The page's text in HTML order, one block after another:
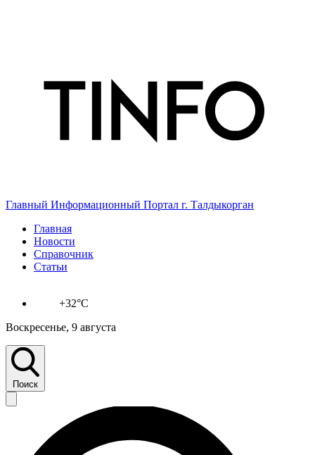
Главный Информационный Портал г. Талдыкорган
Главная
Новости
Справочник
Статьи
+32°C
Воскресенье, 9 августа
Поиск